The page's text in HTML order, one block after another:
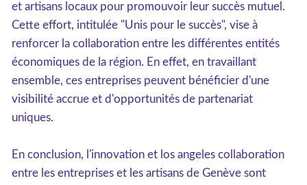
et artisans locaux pour promouvoir leur succès mutuel.
Cette effort, intitulée "Unis pour le succès", vise à
renforcer la collaboration entre les différentes entités
économiques de la région. En effet, en travaillant
ensemble, ces entreprises peuvent bénéficier d'une
visibilité accrue et d'opportunités de partenariat
uniques.
En conclusion, l'innovation et los angeles collaboration
entre les entreprises et les artisans de Genève sont